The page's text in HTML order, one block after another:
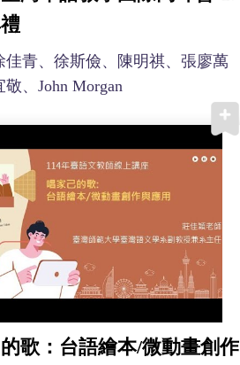
佳青、徐斯儉、陳明祺、張廖萬
、John Morgan
歌：台語繪本/微動畫創作